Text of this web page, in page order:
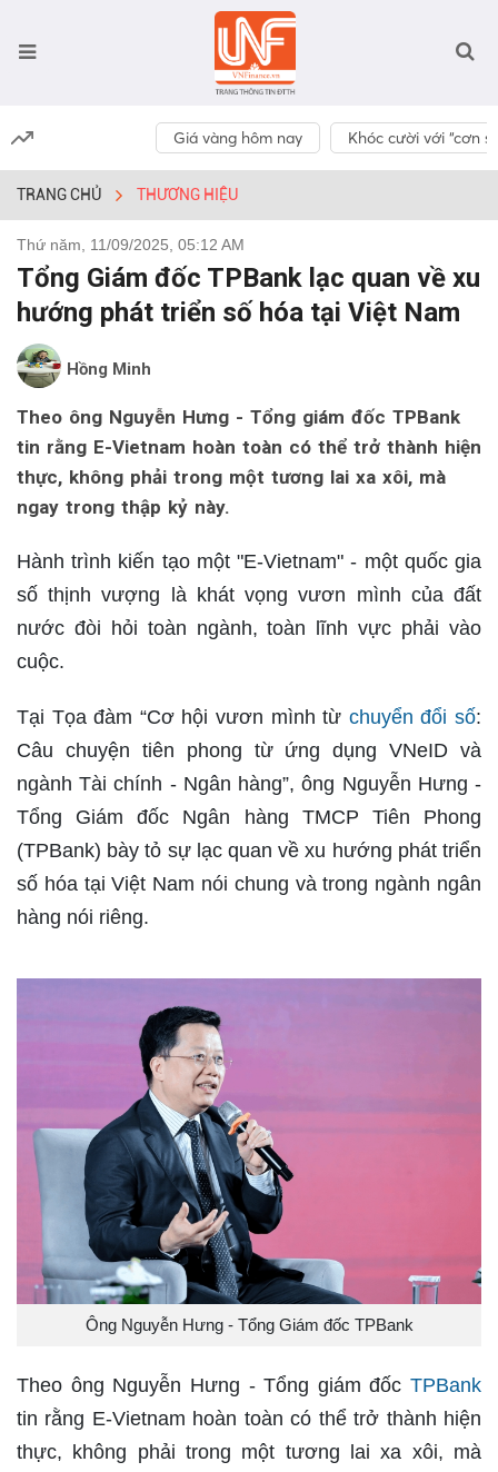
Giá vàng hôm nay Khóc cười với “cơn
TRANG CHỦ THƯƠNG HIỆU
Thứ năm, 11/09/2025, 05:12 AM
Tổng Giám đốc TPBank lạc quan về xu
hướng phát triển số hóa tại Việt Nam
Hồng Minh
Theo ông Nguyễn Hưng - Tổng giám đốc TPBank
tin rằng E-Vietnam hoàn toàn có thể trở thành hiện
thực, không phải trong một tương lai xa xôi, mà
ngay trong thập kỷ này.
Hành trình kiến tạo một "E-Vietnam" - một quốc gia
số thịnh vượng là khát vọng vươn mình của đất
nước đòi hỏi toàn ngành, toàn lĩnh vực phải vào
cuộc.
Tại Tọa đàm “Cơ hội vươn mình từ chuyển đổi số:
Câu chuyện tiên phong từ ứng dụng VNeID và
ngành Tài chính - Ngân hàng”, ông Nguyễn Hưng -
Tổng Giám đốc Ngân hàng TMCP Tiên Phong
(TPBank) bày tỏ sự lạc quan về xu hướng phát triển
số hóa tại Việt Nam nói chung và trong ngành ngân
hàng nói riêng.
Ông Nguyễn Hưng - Tổng Giám đốc TPBank
Theo ông Nguyễn Hưng - Tổng giám đốc TPBank
tin rằng E-Vietnam hoàn toàn có thể trở thành hiện
thực, không phải trong một tương lai xa xôi, mà